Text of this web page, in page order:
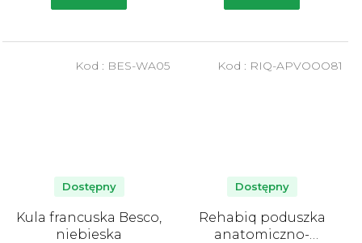
Kula francuska Besco,
niebieska
Dostępny
Kod : BES-WA05
Rehabiq poduszka
anatomiczno-
Dostępny
Kod : RIQ-APVOOO81